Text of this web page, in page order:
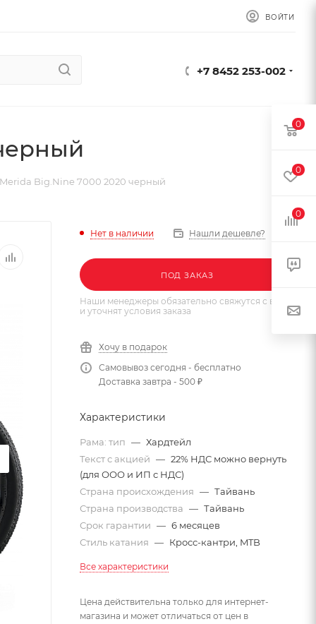
ВОЙТИ
+7 8452 253-002
Big.Nine 7000 2020 черный
Нет в наличии Нашли дешевле?
ПОД ЗАКАЗ
Наши менеджеры обязательно свяжутся с вами
и уточнят условия заказа
Хочу в подарок
Самовывоз сегодня - бесплатно
Доставка завтра - 500 ₽
Характеристики
Рама: тип — Хардтейл
Текст с акцией — 22% НДС можно вернуть
(для ООО и ИП с НДС)
Страна происхождения — Тайвань
Страна производства — Тайвань
Срок гарантии — 6 месяцев
Стиль катания — Кросс-кантри, MTB
Все характеристики
Цена действительна только для интернет-
магазина и может отличаться от цен в
0
0
0